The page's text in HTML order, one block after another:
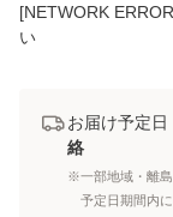
[NETWORK
い
お届け予定日
絡
※一部地域・離
予定日期間内